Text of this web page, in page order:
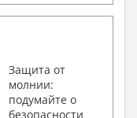
Защита от
молнии:
подумайте о
безопасности